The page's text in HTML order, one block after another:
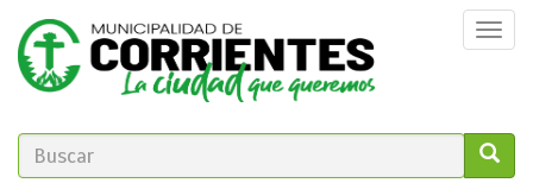
Pasar
contenido
principal
FORMULARIO